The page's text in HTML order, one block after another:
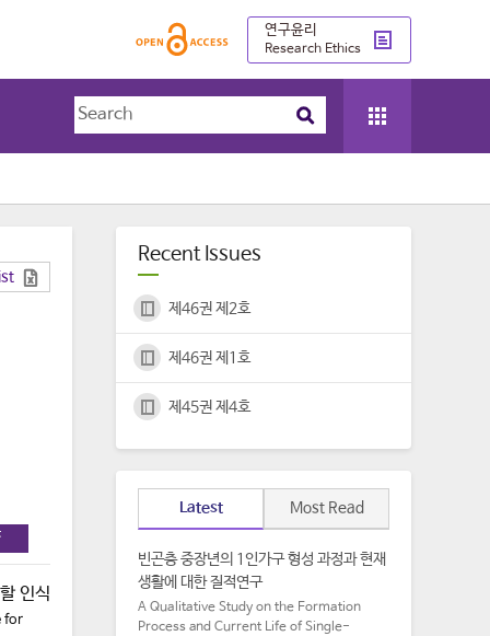
연구윤리
Research Ethics
인식
for
Recent Issues
제46권 제2호
제46권 제1호
제45권 제4호
Latest Most Read
빈곤층 중장년의 1인가구 형성 과정과 현재
생활에 대한 질적연구
A Qualitative Study on the Formation
Process and Current Life of Single-